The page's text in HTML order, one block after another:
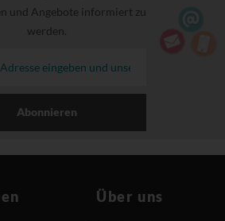
und Angebote informiert zu
werden.
Abonnieren
Über uns